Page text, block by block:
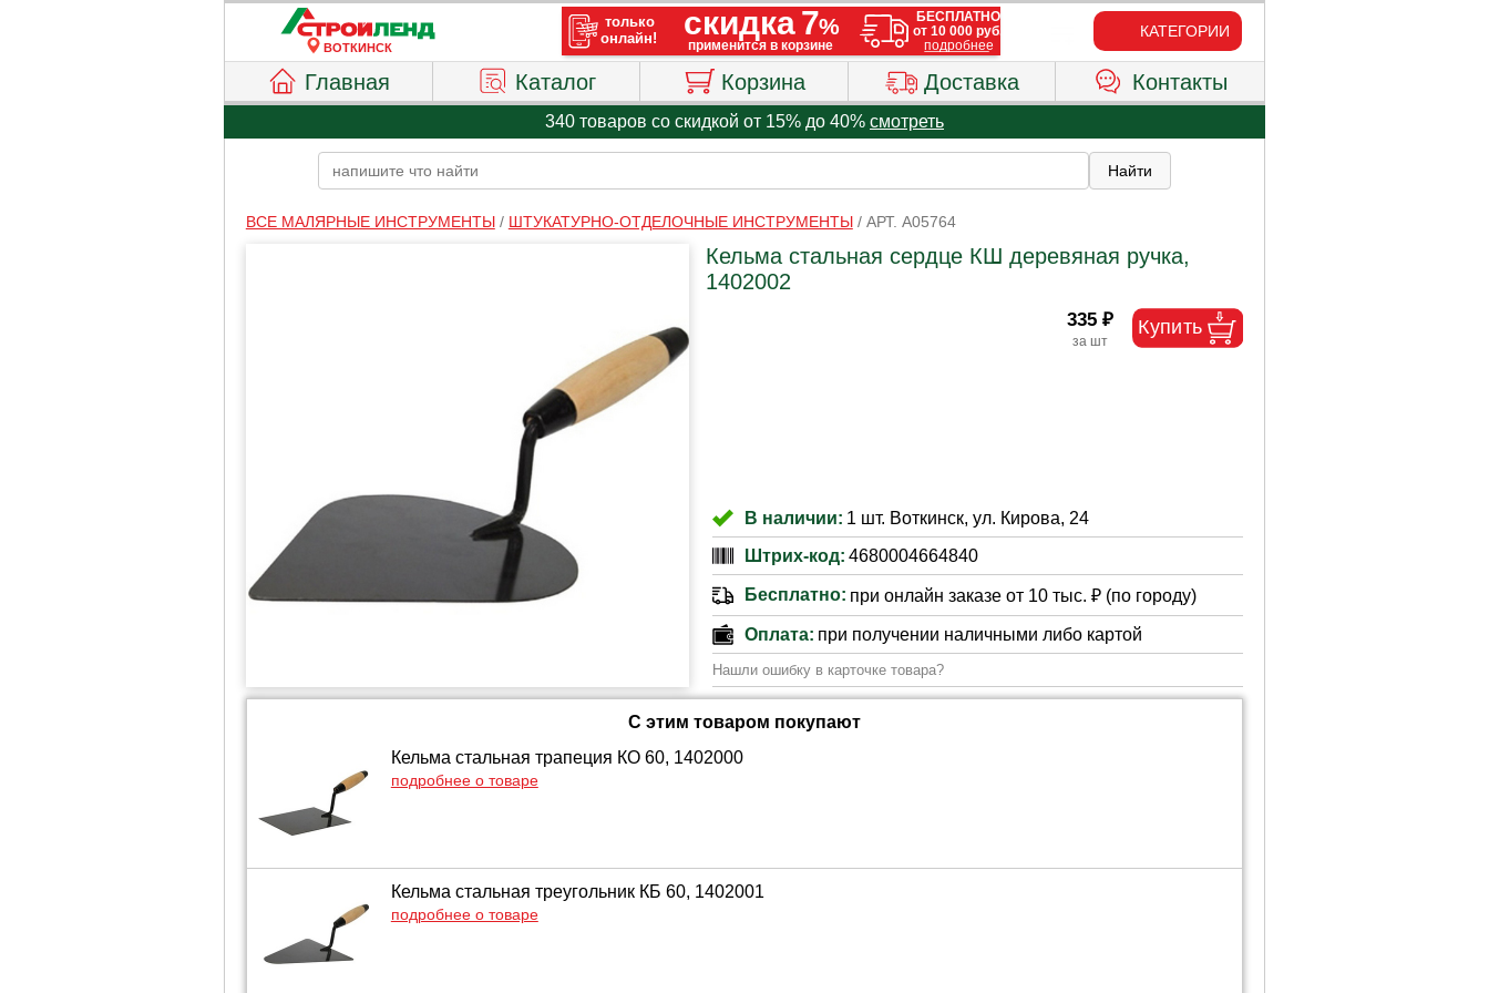
ВОТКИНСК
КАТЕГОРИИ
Главная Каталог Корзина Доставка Контакты
340 товаров со скидкой от 15% до 40% смотреть
ВСЕ МАЛЯРНЫЕ ИНСТРУМЕНТЫ/ ШТУКАТУРНО-ОТДЕЛОЧНЫЕ ИНСТРУМЕНТЫ/ АРТ. A05764
Кельма стальная сердце КШ деревяная ручка,
1402002
335 ₽
В наличии: 1 шт. Воткинск, ул. Кирова, 24
Штрих-код: 4680004664840
Бесплатно: при онлайн заказе от 10 тыс. ₽ (по городу)
Оплата: при получении наличными либо картой
Нашли ошибку в карточке товара?
С этим товаром покупают
Кельма стальная трапеция КО 60, 1402000
подробнее о товаре
Кельма стальная треугольник КБ 60, 1402001
подробнее о товаре